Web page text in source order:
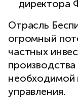
директора
Отрасль
огромный
частных
необходимой
управления.